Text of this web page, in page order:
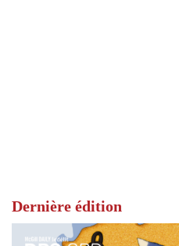
Dernière édition